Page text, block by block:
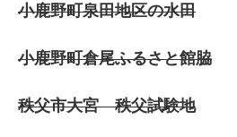
小鹿野町泉田地区の水田
小鹿野町倉尾ふるさと館脇
秩父市大宮 秩父試験地